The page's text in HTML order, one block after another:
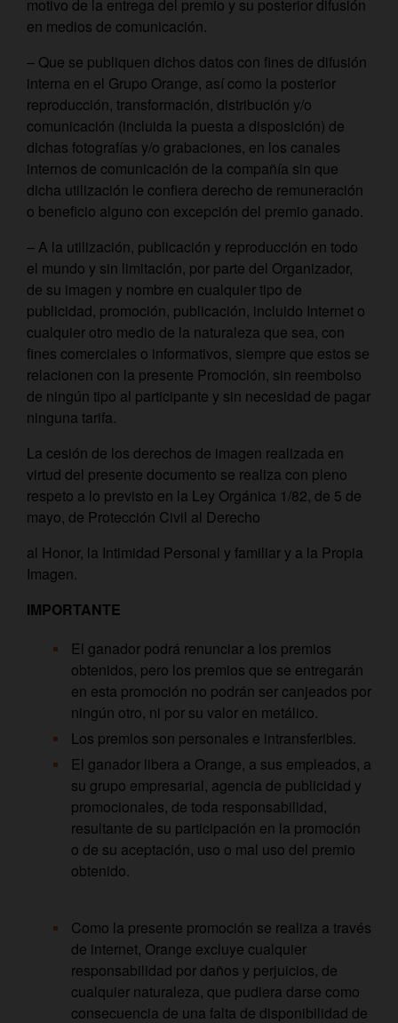
motivo de la entrega del premio y su posterior difusión
en medios de comunicación.
– Que se publiquen dichos datos con fines de difusión
interna en el Grupo Orange, así como la posterior
reproducción, transformación, distribución y/o
comunicación (incluida la puesta a disposición) de
dichas fotografías y/o grabaciones, en los canales
internos de comunicación de la compañía sin que
dicha utilización le confiera derecho de remuneración
o beneficio alguno con excepción del premio ganado.
– A la utilización, publicación y reproducción en todo
el mundo y sin limitación, por parte del Organizador,
de su imagen y nombre en cualquier tipo de
publicidad, promoción, publicación, incluido Internet o
cualquier otro medio de la naturaleza que sea, con
fines comerciales o informativos, siempre que estos se
relacionen con la presente Promoción, sin reembolso
de ningún tipo al participante y sin necesidad de pagar
ninguna tarifa.
La cesión de los derechos de imagen realizada en
virtud del presente documento se realiza con pleno
respeto a lo previsto en la Ley Orgánica 1/82, de 5 de
mayo, de Protección Civil al Derecho
al Honor, la Intimidad Personal y familiar y a la Propia
Imagen.
IMPORTANTE
El ganador podrá renunciar a los premios
obtenidos, pero los premios que se entregarán
en esta promoción no podrán ser canjeados por
ningún otro, ni por su valor en metálico.
Los premios son personales e intransferibles.
El ganador libera a Orange, a sus empleados, a
su grupo empresarial, agencia de publicidad y
promocionales, de toda responsabilidad,
resultante de su participación en la promoción
o de su aceptación, uso o mal uso del premio
obtenido.
Como la presente promoción se realiza a través
de internet, Orange excluye cualquier
responsabilidad por daños y perjuicios, de
cualquier naturaleza, que pudiera darse como
consecuencia de una falta de disponibilidad de